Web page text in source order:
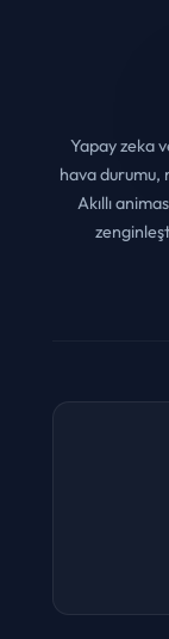
Yapay zeka
hava
Akıllı